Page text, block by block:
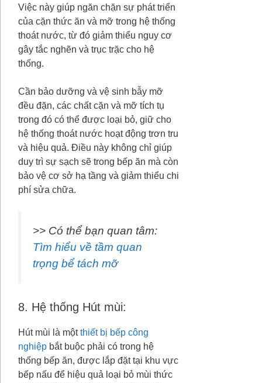
Việc này giúp ngăn chặn sự phát triển
của cặn thức ăn và mỡ trong hệ thống
thoát nước, từ đó giảm thiểu nguy cơ
gây tắc nghẽn và trục trặc cho hệ
thống.
Cần bảo dưỡng và vệ sinh bẫy mỡ
đều đặn, các chất cặn và mỡ tích tụ
trong đó có thể được loại bỏ, giữ cho
hệ thống thoát nước hoạt động trơn tru
và hiệu quả. Điều này không chỉ giúp
duy trì sự sạch sẽ trong bếp ăn mà còn
bảo vệ cơ sở hạ tầng và giảm thiểu chi
phí sửa chữa.
>> Có thể bạn quan tâm:
Tìm hiểu về tầm quan
trọng bể tách mỡ
8. Hệ thống Hút mùi:
Hút mùi là mộtthiết bị bếp công
nghiệp bắt buộc phải có trong hệ
thống bếp ăn, được lắp đặt tại khu vực
bếp nấu để hiệu quả loại bỏ mùi thức